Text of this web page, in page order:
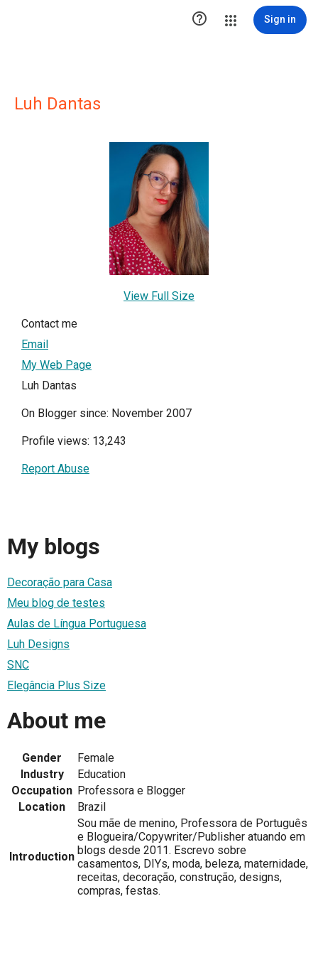
 Sign in
Luh Dantas
View Full Size
Contact me
Email
My Web Page
Luh Dantas
On Blogger since: November 2007
Profile views: 13,243
Report Abuse
My blogs
Decoração para Casa
Meu blog de testes
Aulas de Língua Portuguesa
Luh Designs
SNC
Elegância Plus Size
About me
Gender
Female
Industry
Education
Occupation Professora e Blogger
Location
Brazil
Introduction
Sou mãe de menino, Professora de Português
e Blogueira/Copywriter/Publisher atuando em
blogs desde 2011. Escrevo sobre
casamentos, DIYs, moda, beleza, maternidade,
receitas, decoração, construção, designs,
compras, festas.